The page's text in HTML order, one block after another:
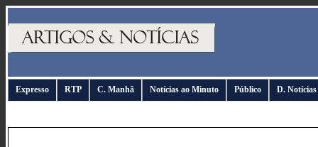
Expresso RTP C. Manhã Notícias ao Minuto Público D. Notícias